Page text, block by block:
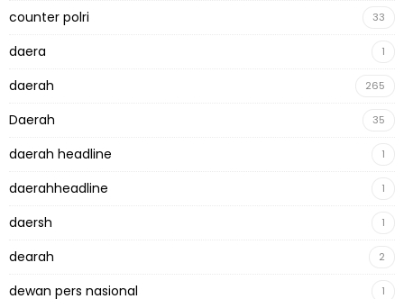
counter polri 33
daera 1
daerah 265
Daerah 35
daerah headline 1
daerahheadline 1
daersh 1
dearah 2
dewan pers nasional 1